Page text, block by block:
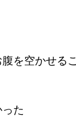
を空かせる
た